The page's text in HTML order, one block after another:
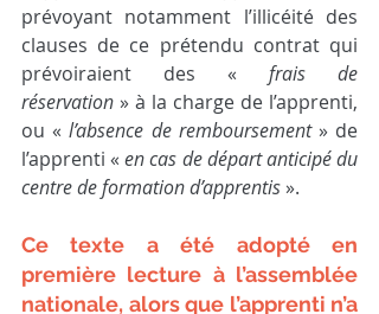
prévoyant notamment l’illicéité des
clauses de ce prétendu contrat qui
prévoiraient des « frais de
réservation » à la charge de l’apprenti,
ou « l’absence de remboursement » de
l’apprenti « en cas de départ anticipé du
centre de formation d’apprentis ».
Ce texte a été adopté en
première lecture à l’assemblée
nationale, alors que l’apprenti n’a